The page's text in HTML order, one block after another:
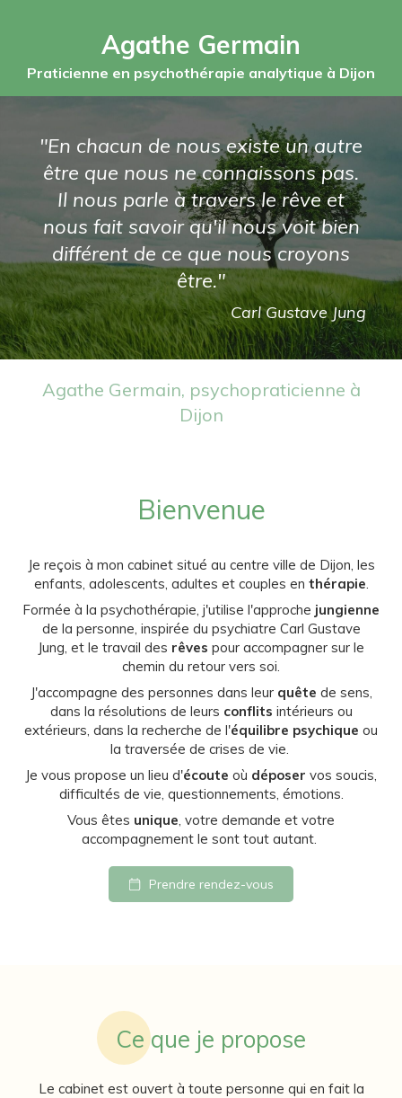
Agathe Germain
Praticienne en psychothérapie analytique à Dijon
"En chacun de nous existe un autre
être que nous ne connaissons pas.
Il nous parle à travers le rêve et
nous fait savoir qu'il nous voit bien
différent de ce que nous croyons
être."
Carl Gustave Jung
Agathe Germain, psychopraticienne à
Dijon
Bienvenue
Je reçois à mon cabinet situé au centre ville de Dijon, les
enfants, adolescents, adultes et couples en thérapie.
Formée à la psychothérapie, j'utilise l'approche jungienne
de la personne, inspirée du psychiatre Carl Gustave
Jung, et le travail des rêves pour accompagner sur le
chemin du retour vers soi.
J'accompagne des personnes dans leur quête de sens,
dans la résolutions de leurs conflits intérieurs ou
extérieurs, dans la recherche de l'équilibre psychique ou
la traversée de crises de vie.
Je vous propose un lieu d'écoute où déposer vos soucis,
difficultés de vie, questionnements, émotions.
Vous êtes unique, votre demande et votre
accompagnement le sont tout autant.
Prendre rendez-vous
Ce que je propose
Le cabinet est ouvert à toute personne qui en fait la